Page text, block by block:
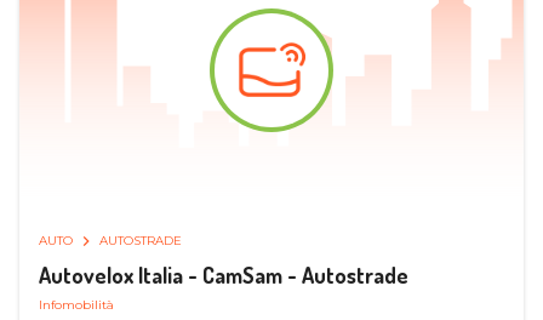
AUTO AUTOSTRADE
Autovelox Italia - CamSam - Autostrade
Infomobilità